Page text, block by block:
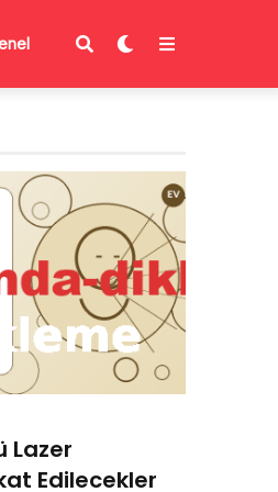
Lazer
Edilecekler